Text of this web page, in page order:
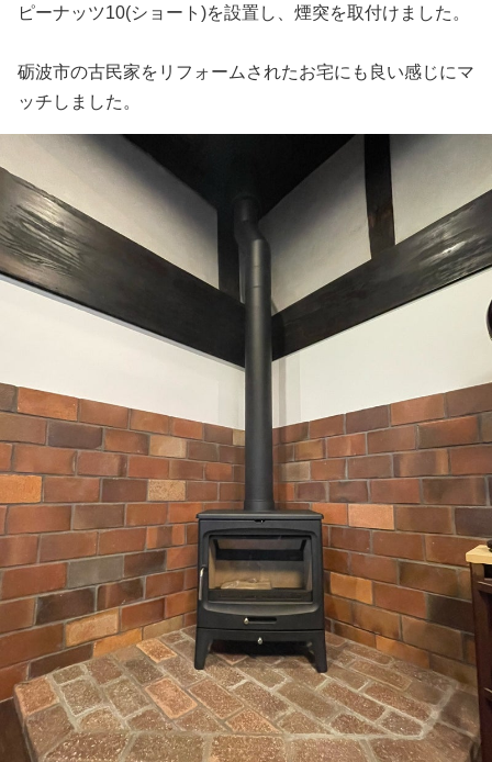
ピーナッツ10(ショート)を設置し、煙突を取付けました。
砺波市の古民家をリフォームされたお宅にも良い感じにマ
ッチしました。